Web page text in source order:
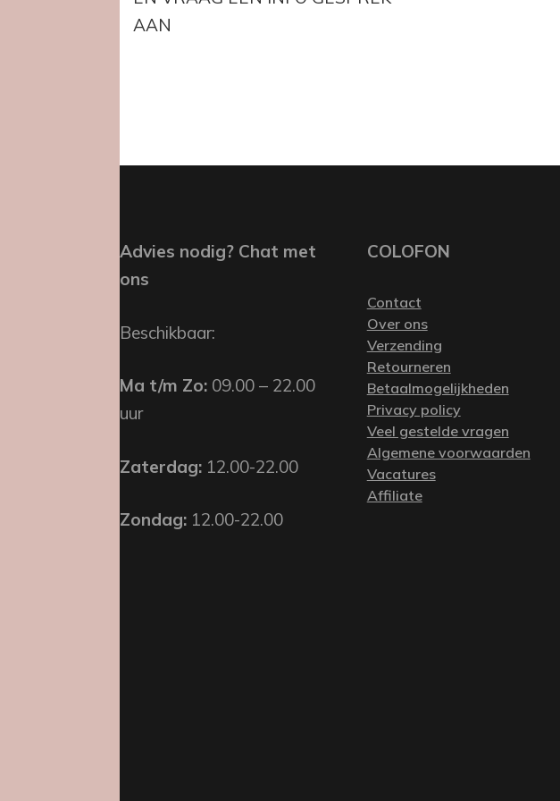
AAN
Advies nodig? Chat met
ons
Beschikbaar:
Ma t/m Zo: 09.00 – 22.00
uur
Zaterdag: 12.00-22.00
Zondag: 12.00-22.00
COLOFON
Contact
Over ons
Verzending
Retourneren
Betaalmogelijkheden
Privacy policy
Veel gestelde vragen
Algemene voorwaarden
Vacatures
Affiliate